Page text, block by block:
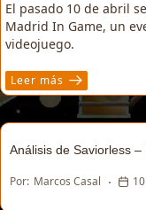
El pasado 10 de abril
Madrid In Game, un
videojuego.
Leer más
Análisis de Saviorless
Por: Marcos Casal